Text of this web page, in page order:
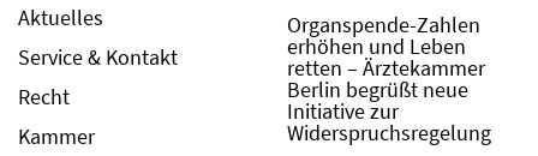
Aktuelles
Service & Kontakt
Recht
Kammer
Organspende-Zahlen
erhöhen und Leben
retten – Ärztekammer
Berlin begrüßt neue
Initiative zur
Widerspruchsregelung